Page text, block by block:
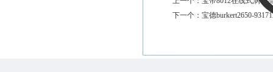
下一个： 宝德burkert2650-